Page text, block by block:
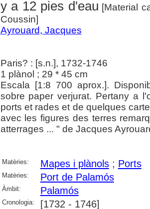
y a 12 pies d'eau [Material
Coussin]
Ayrouard, Jacques
Paris? : [s.n.], 1732-1746
1 plànol ; 29 * 45 cm
Escala [1:8 700 aprox.].
sobre paper verjurat. Pertany a
ports et rades et de quelques
avec les figures des terres
atterrages ... " de Jacques
Matèries: Mapes i plànols; Ports
Matèries: Port de Palamós
Àmbit: Palamós
Cronologia: [1732 - 1746]